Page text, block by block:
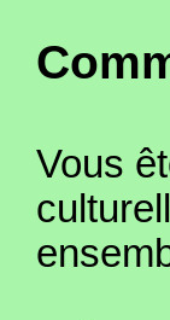
Vous